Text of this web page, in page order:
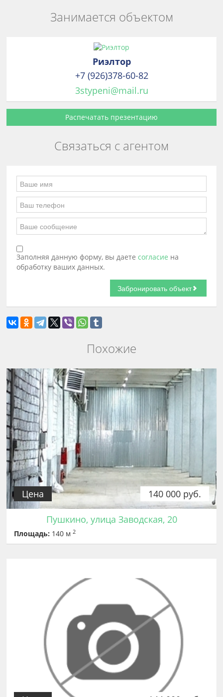
Занимается объектом
Риэлтор
+7 (926)378-60-82
3stypeni@mail.ru
Распечатать презентацию
Связаться с агентом
Заполняя данную форму, вы даетесогласие на
обработку ваших данных.
Похожие
140 000 руб.
Цена
Пушкино, улица Заводская, 20
Площадь: 140 м2